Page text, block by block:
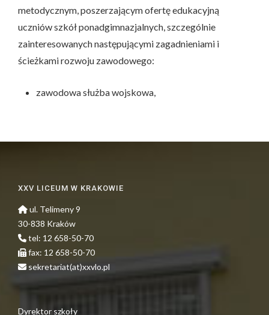
metodycznym, poszerzającym ofertę edukacyjną
uczniów szkół ponadgimnazjalnych, szczególnie
zainteresowanych następującymi zagadnieniami i
ścieżkami rozwoju zawodowego:
zawodowa służba wojskowa,
XXV LICEUM W KRAKOWIE
ul. Telimeny 9
30-838 Kraków
tel: 12 658-50-70
fax: 12 658-50-70
sekretariat(at)xxvlo.pl
Dyrektor szkoły